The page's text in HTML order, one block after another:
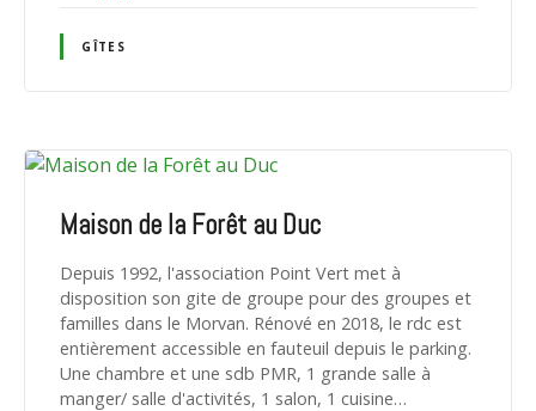
GÎTES
Maison de la Forêt au Duc
Depuis 1992, l'association Point Vert met à
disposition son gite de groupe pour des groupes et
familles dans le Morvan. Rénové en 2018, le rdc est
entièrement accessible en fauteuil depuis le parking.
Une chambre et une sdb PMR, 1 grande salle à
manger/ salle d'activités, 1 salon, 1 cuisine…